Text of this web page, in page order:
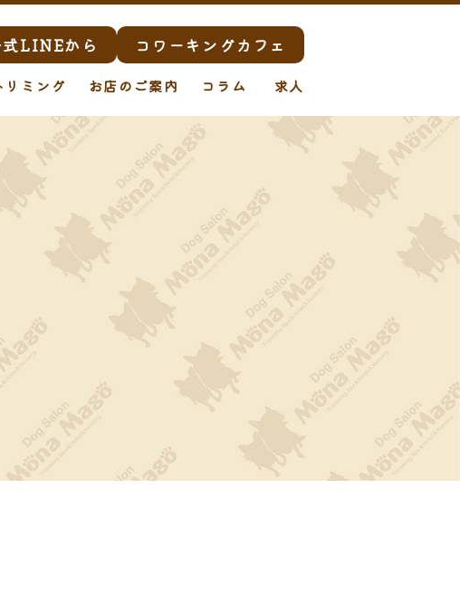
式LINEから コワーキングカフェ
リミング お店のご案内 コラム 求人